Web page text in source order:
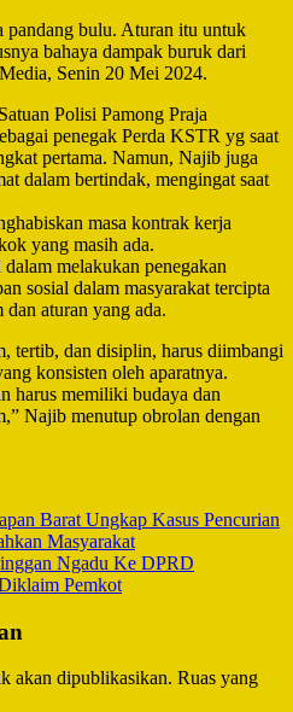
pandang bulu. Aturan itu untuk
bahaya dampak buruk dari
Senin 20 Mei 2024.
Polisi Pamong Praja
penegak Perda KSTR yg saat
pertama. Namun, Najib juga
dalam bertindak, mengingat saat
masa kontrak kerja
yang masih ada.
melakukan penegakan
sosial dalam masyarakat tercipta
dan aturan yang ada.
tertib, dan disiplin, harus diimbangi
konsisten oleh aparatnya.
harus memiliki budaya dan
Najib menutup obrolan dengan
Barat Ungkap Kasus Pencurian
Masyarakat
Ngadu Ke DPRD
Pemkot
akan dipublikasikan. Ruas yang